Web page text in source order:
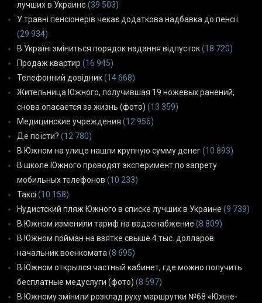
лучших в Украине (39 503)
У травні пенсіонерів чекає додаткова надбавка до пенсії
(29 934)
В Україні зміниться порядок надання відпусток(18 720)
Продаж квартир (16 945)
Телефонний довідник(14 668)
Жительница Южного, получившая 19 ножевых ранений,
снова опасается за жизнь (фото) (13 359)
Медицинские учреждения (12 956)
Де поїсти? (12 780)
В Южном на улице нашли крупную сумму денег(10 893)
В школе Южного проводят эксперимент по запрету
мобильных телефонов (10 233)
Таксі (10 158)
Нудистский пляж Южного в списке лучших в Украине (9 739)
В Южном изменили тариф на водоснабжение (8 809)
В Южном пойман на взятке свыше 4 тыс. долларов
начальник военкомата(8 695)
В Южном открылся частный кабинет, где можно получить
бесплатные медуслуги (фото) (8 597)
В Южному змінили розклад руху маршрутки №68 «Южне-